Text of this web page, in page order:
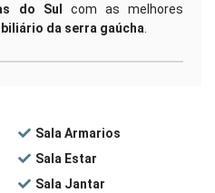
do Sul
com as melhores
da serra gaúcha
Sala Armarios
Sala Estar
Sala Jantar